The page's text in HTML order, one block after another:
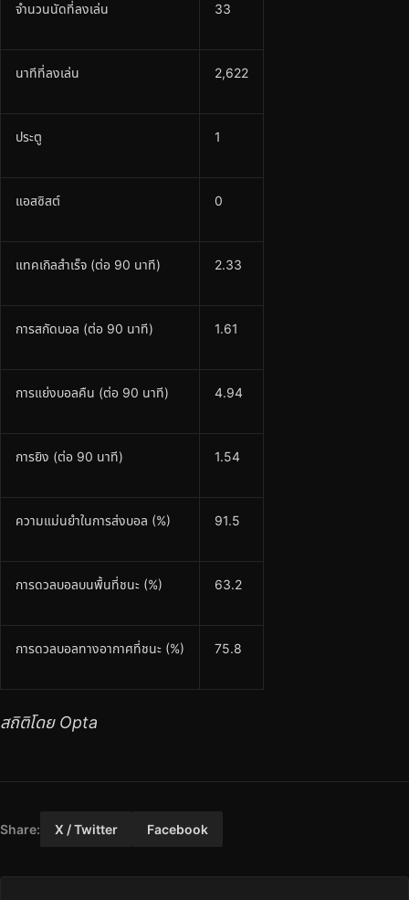
จำนวนนัดที่ลงเล่น 33
นาทีที่ลงเล่น 2,622
ประตู 1
แอสซิสต์ 0
แทคเกิลสำเร็จ (ต่อ 90 นาที) 2.33
การสกัดบอล (ต่อ 90 นาที) 1.61
การแย่งบอลคืน (ต่อ 90 นาที) 4.94
การยิง (ต่อ 90 นาที) 1.54
ความแม่นยำในการส่งบอล (%) 91.5
การดวลบอลบนพื้นที่ชนะ (%) 63.2
การดวลบอลทางอากาศที่ชนะ (%) 75.8
สถิติโดย Opta
Share: X / Twitter Facebook